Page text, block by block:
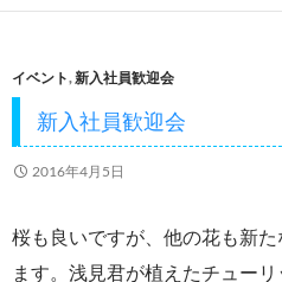
b
o
o
k
er
イベント,新入社員歓迎会
新入社員歓迎会
2016年4月5日
桜も良いですが、他の花も新
ます。浅見君が植えたチュー